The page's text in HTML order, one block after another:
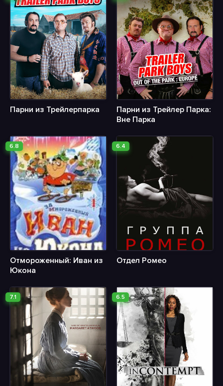
Парни из Трейлерпарка
Парни из Трейлер Парка:
Вне Парка
6.8
Отмороженный: Иван из
Юкона
6.4
Отдел Ромео
7.1 6.5